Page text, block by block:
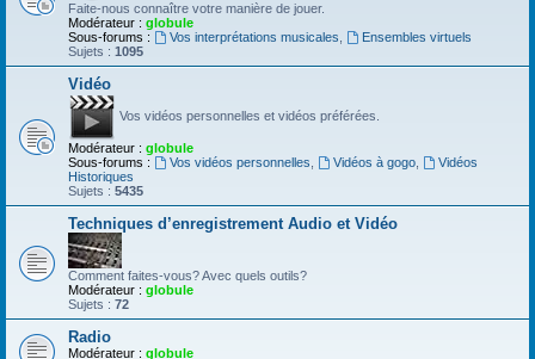
Faite-nous connaître votre manière de jouer.
Modérateur : globule
Sous-forums :
Vos interprétations musicales
Ensembles virtuels
Sujets : 1095
Vidéo
Vos vidéos personnelles et vidéos préférées.
Modérateur : globule
Sous-forums :
Vos vidéos personnelles Vidéos à gogo,
Vidéos
Historiques
Sujets : 5435
Techniques d’enregistrement Audio et Vidéo
Comment faites-vous? Avec quels outils?
Modérateur : globule
Sujets : 72
Radio
Modérateur : globule